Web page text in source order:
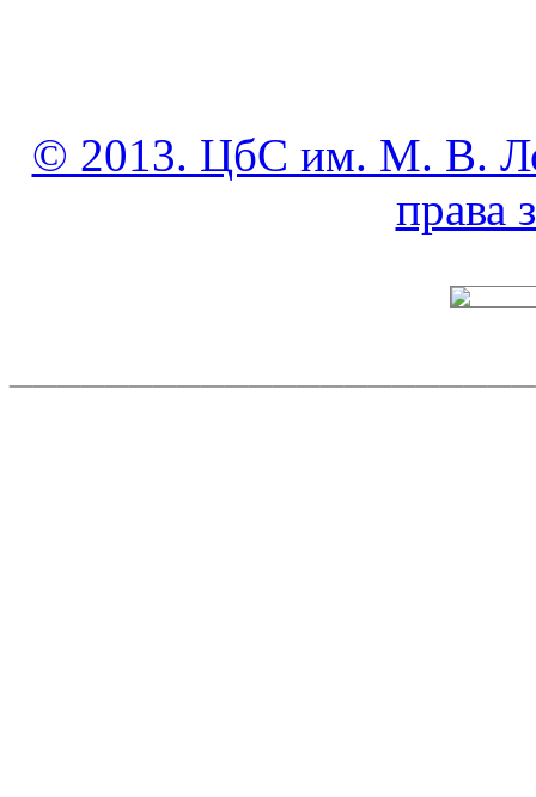
© 2013. ЦбС им. М. В.
права